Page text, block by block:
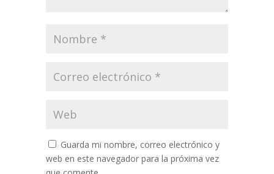
Guarda mi nombre, correo electrónico y
web en este navegador para la próxima vez